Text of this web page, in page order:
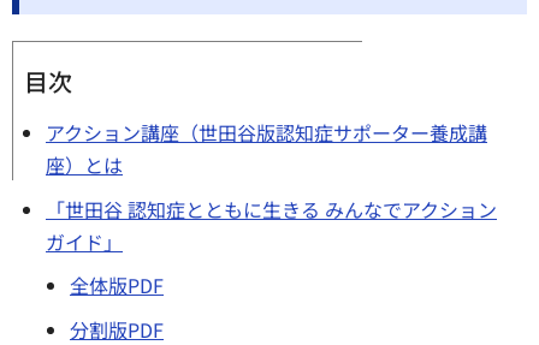
目次
アクション講座（世田谷版認知症サポーター養成講
座）とは
「世田谷 認知症とともに生きる みんなでアクション
ガイド」
全体版PDF
分割版PDF